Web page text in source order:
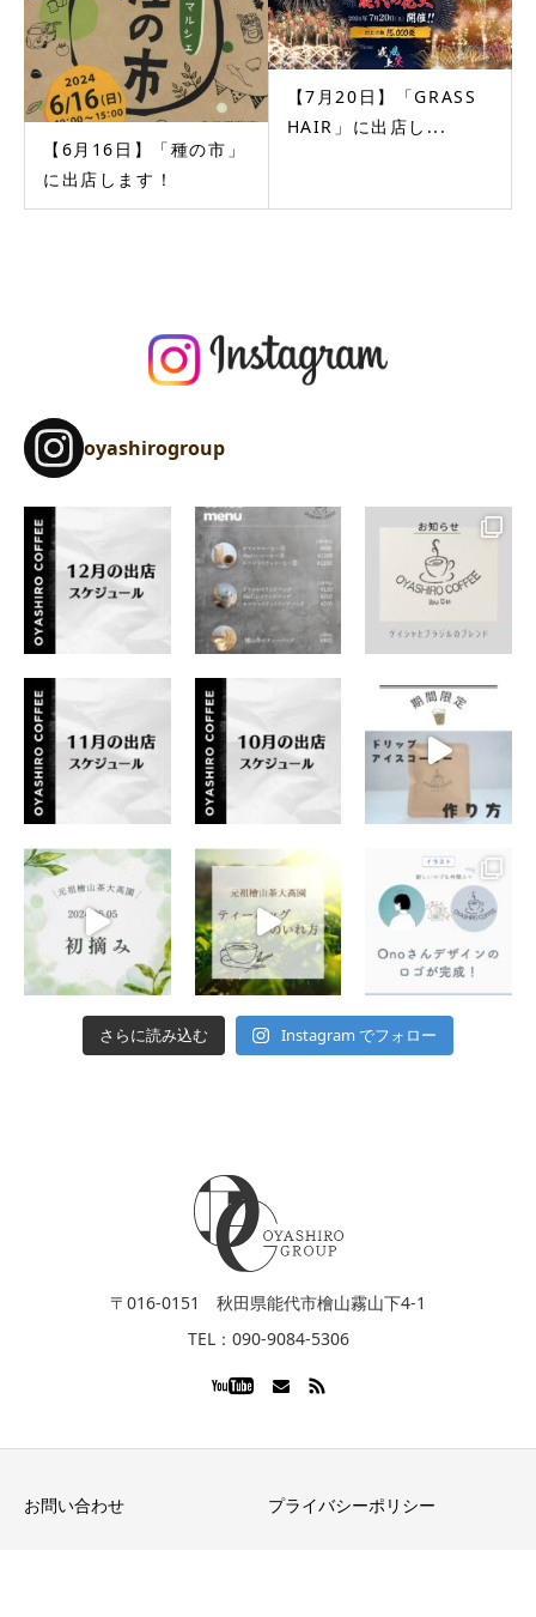
【6月16日】「種の市」
に出店します！
【7月20日】「GRASS
HAIR」に出店し...
oyashirogroup
さらに読み込む Instagram でフォロー
〒016-0151 秋田県能代市檜山霧山下4-1
TEL：090-9084-5306
お問い合わせ プライバシーポリシー